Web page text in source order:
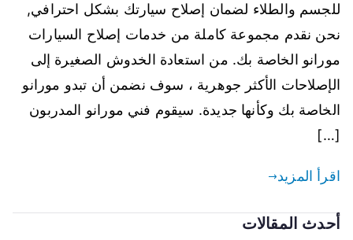
للجسم والطلاء لضمان إصلاح سيارتك بشكل احترافي,
نحن نقدم مجموعة كاملة من خدمات إصلاح السيارات
مورانو الخاصة بك. من استعادة الخدوش الصغيرة إلى
الإصلاحات الأكثر جوهرية ، سوف نضمن أن تبدو مورانو
الخاصة بك وكأنها جديدة. سيقوم فني مورانو المدربون
[…]
اقرأ المزيد
أحدث المقالات